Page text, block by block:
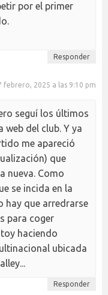
por el primer
Responder
febrero, 2025 a las 9:10 pm
seguí los últimos
web del club. Y ya
me apareció
que
nueva. Como
se incida en la
hay que arredrarse
para coger
haciendo
ubicada
Responder